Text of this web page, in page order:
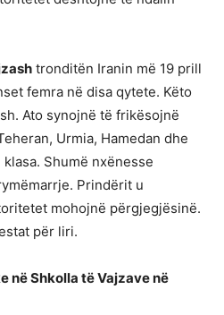
tronditën Iranin më 19 prill
femra në disa qytete. Këto
Ato synojnë të frikësojnë
Urmia, Hamedan dhe
Shumë nxënesse
Prindërit u
mohojnë përgjegjësinë.
për liri.
në Shkolla të Vajzave në